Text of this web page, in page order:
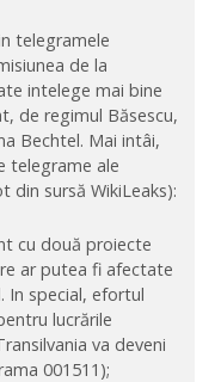
telegramele
de la
intelege mai bine
de regimul Băsescu,
Bechtel. Mai intâi,
telegrame ale
din sursă WikiLeaks):
cu două proiecte
ar putea fi afectate
In special, efortul
lucrările
va deveni
001511);